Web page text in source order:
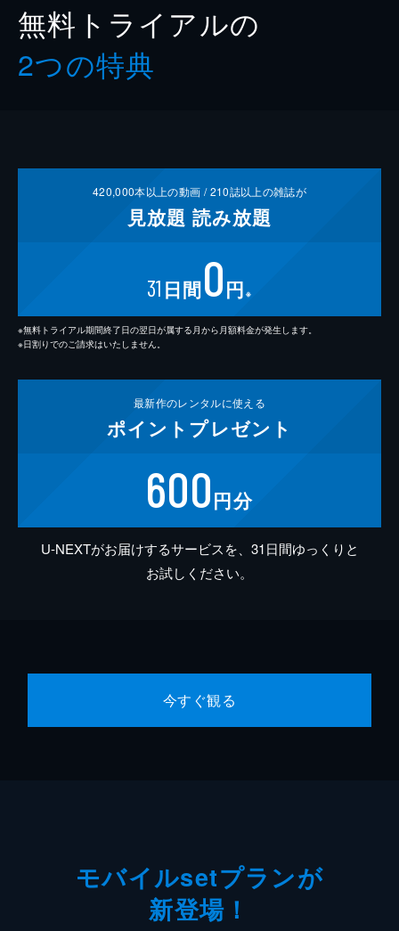
無料トライアルの
2つの特典
420,000本以上の動画 /210誌以上の雑誌が
見放題 読み放題
31 日間0円 ※
※無料トライアル期間終了日の翌日が属する月から月額料金が発生します。
※日割りでのご請求はいたしません。
最新作のレンタルに使える
ポイント プレゼント
600円分
U-NEXTがお届けするサービスを、31日間ゆっくりと
お試しください。
今すぐ観る
モバイルsetプランが
新登場！